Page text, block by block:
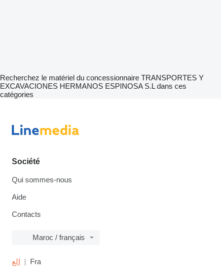
Recherchez le matériel du concessionnaire TRANSPORTES Y
EXCAVACIONES HERMANOS ESPINOSA S.L dans ces
catégories
Société
Qui sommes-nous
Aide
Contacts
Maroc / français
الع Fra